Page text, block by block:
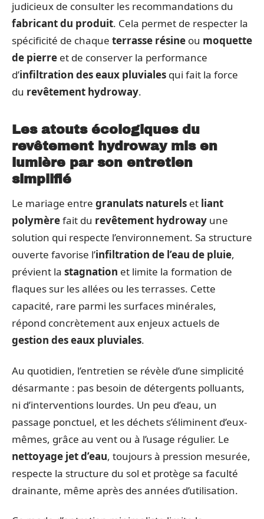
judicieux de consulter les recommandations du
fabricant du produit. Cela permet de respecter la
spécificité de chaque terrasse résine ou moquette
de pierre et de conserver la performance
d’infiltration des eaux pluviales qui fait la force
du revêtement hydroway.
Les atouts écologiques du
revêtement hydroway mis en
lumière par son entretien
simplifié
Le mariage entre granulats naturels et liant
polymèrefait du revêtement hydroway une
solution qui respecte l’environnement. Sa structure
ouverte favorise l’infiltration de l’eau de pluie,
prévient la stagnation et limite la formation de
flaques sur les allées ou les terrasses. Cette
capacité, rare parmi les surfaces minérales,
répond concrètement aux enjeux actuels de
gestion des eaux pluviales.
Au quotidien, l’entretien se révèle d’une simplicité
désarmante : pas besoin de détergents polluants,
ni d’interventions lourdes. Un peu d’eau, un
passage ponctuel, et les déchets s’éliminent d’eux-
mêmes, grâce au vent ou à l’usage régulier. Le
nettoyage jet d’eau, toujours à pression mesurée,
respecte la structure du sol et protège sa faculté
drainante, même après des années d’utilisation.